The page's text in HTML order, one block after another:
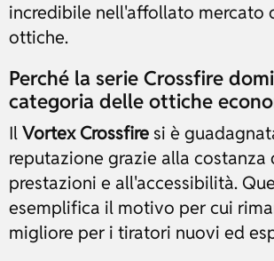
incredibile nell'affollato mercato
ottiche.
Perché la serie Crossfire
categoria delle ottiche
IlVortex Crossfire si è
reputazione grazie alla costanza
prestazioni e all'accessibilità.
esemplifica il motivo per cui
migliore per i tiratori nuovi ed